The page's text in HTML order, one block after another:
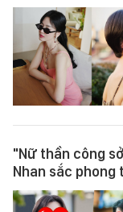
"Nữ thần công
Nhan sắc